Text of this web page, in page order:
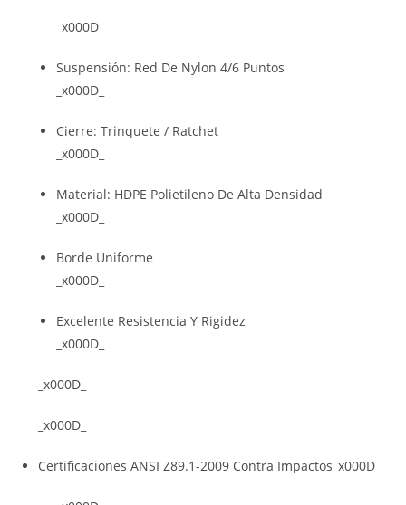
_x000D_
Suspensión: Red De Nylon 4/6 Puntos
_x000D_
Cierre: Trinquete / Ratchet
_x000D_
Material: HDPE Polietileno De Alta Densidad
_x000D_
Borde Uniforme
_x000D_
Excelente Resistencia Y Rigidez
_x000D_
_x000D_
_x000D_
Certificaciones ANSI Z89.1-2009 Contra Impactos_x000D_